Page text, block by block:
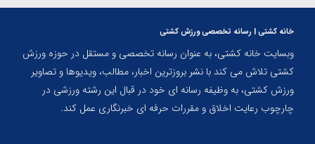
خانه کشتی | رسانه تخصصی ورزش کشتی
وبسایت خانه کشتی، به عنوان رسانه تخصصی و مستقل در حوزه ورزش
کشتی تلاش می کند با نشر بروزترین اخبار، مطالب، ویدیوها و تصاویر
ورزش کشتی، به وظیفه رسانه ای خود در قبال این رشته ورزشی در
چارچوب رعایت اخلاق و مقررات حرفه ای خبرنگاری عمل کند.